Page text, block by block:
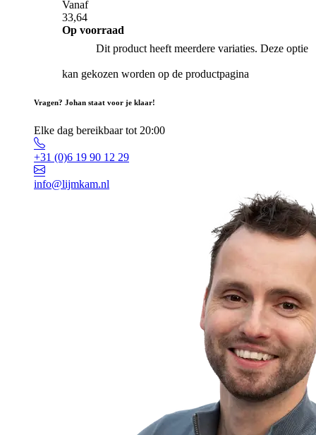
Vanaf
33,64
Op voorraad
Dit product heeft meerdere variaties. Deze optie
kan gekozen worden op de productpagina
Vragen? Johan staat voor je klaar!
Elke dag bereikbaar tot 20:00
+31 (0)6 19 90 12 29
info@lijmkam.nl